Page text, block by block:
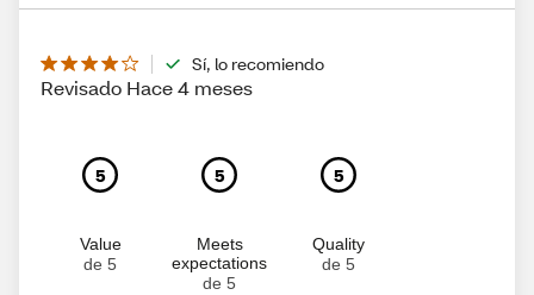
Sí, lo recomiendo
Revisado Hace 4 meses
5
Value
de 5
5
Meets
expectations
de 5
5
Quality
de 5